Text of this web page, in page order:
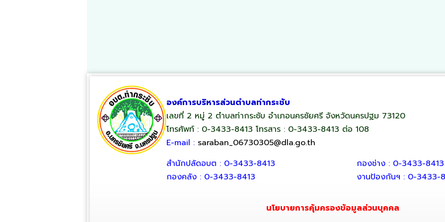
องค์การบริหารส่วนตำบลท่ากระชับ
เลขที่ 2 หมู่ 2 ตำบลท่ากระชับ อำเภอนครชัยศรี จังหวัดนครปฐม 73120
โทรศัพท์ : 0-3433-8413 โทรสาร : 0-3433-8413 ต่อ 108
E-mail : saraban_06730305@dla.go.th
สำนักปลัดอบต : 0-3433-8413
กองคลัง : 0-3433-8413
กองช่าง : 0-3433-8413
งานป้องกันฯ : 0-3433-
นโยบายการคุ้มครองข้อมูลส่วนบุคคล